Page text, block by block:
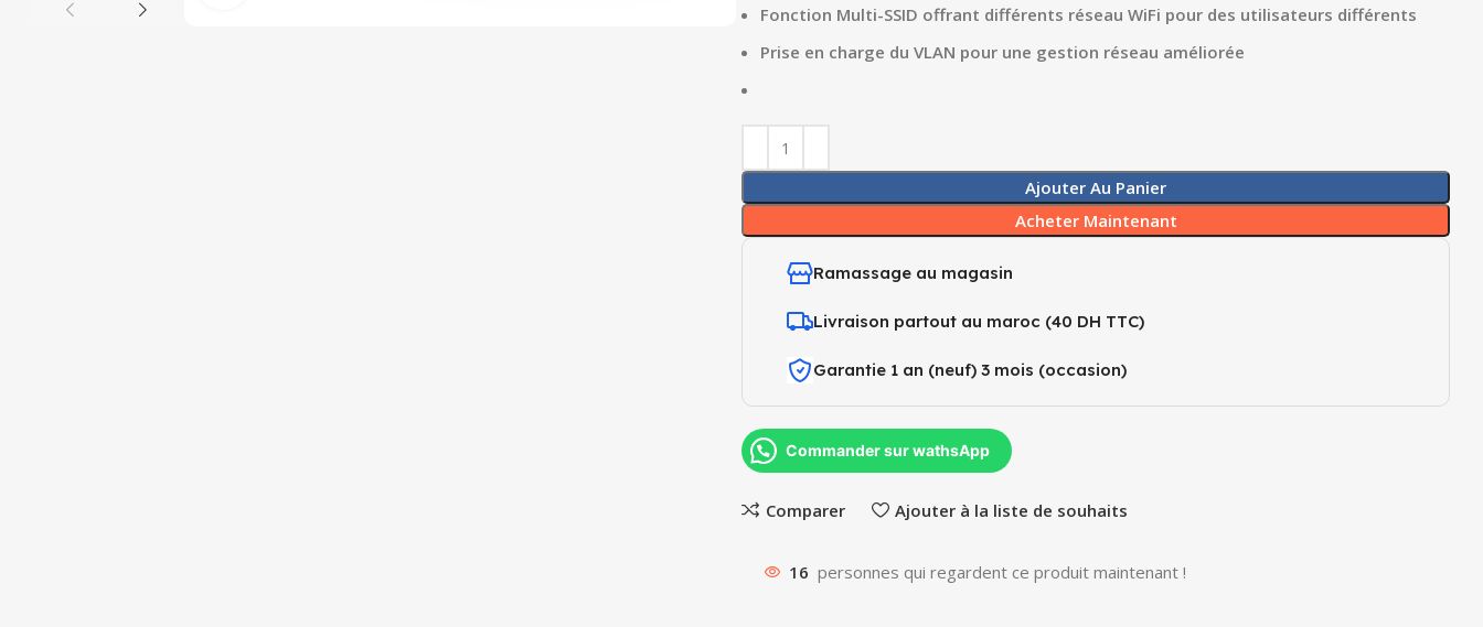
Fonction Multi-SSID offrant différents réseau WiFi pour des utilisateurs différents
Prise en charge du VLAN pour une gestion réseau améliorée
Ajouter Au Panier
Acheter Maintenant
Ramassage au magasin
Livraison partout au maroc (40 DH TTC)
Garantie 1 an (neuf) 3 mois (occasion)
Commander sur wathsApp
Comparer Ajouter à la liste de souhaits
16 personnes qui regardent ce produit maintenant !